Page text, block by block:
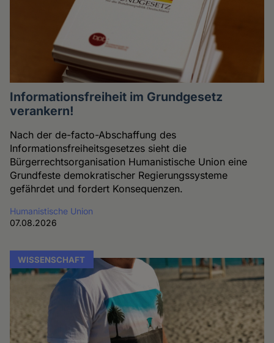
Informationsfreiheit im Grundgesetz
verankern!
Nach der de-facto-Abschaffung des
Informationsfreiheitsgesetzes sieht die
Bürgerrechtsorganisation Humanistische Union eine
Grundfeste demokratischer Regierungssysteme
gefährdet und fordert Konsequenzen.
Humanistische Union
07.08.2026
WISSENSCHAFT